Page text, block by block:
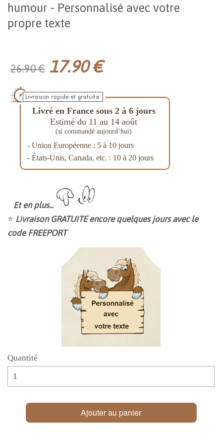
humour - Personnalisé avec votre
propre texte
26.90 € 17.90 €
Livré en France sous 2 à 6 jours
Estimé du 11 au 14 août
(si commandé aujourd’hui)
- Union Européenne : 5 à 10 jours
- États-Unis, Canada, etc. : 10 à 20 jours
Et en plus...
⭐ Livraison GRATUITE encore quelques jours avec le
code FREEPORT
Quantité
Ajouter au panier